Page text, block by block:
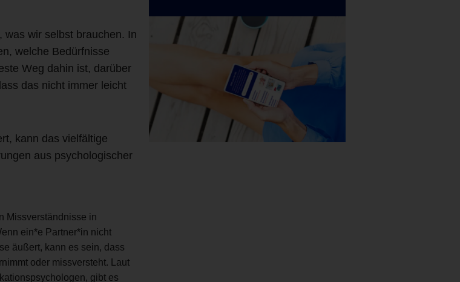
anmelden
was wir selbst brauchen. In
welche Bedürfnisse
Weg dahin ist, darüber
das nicht immer leicht
kann das vielfältige
aus psychologischer
Missverständnisse in
ein*e Partner*in nicht
äußert, kann es sein, dass
oder missversteht. Laut
gibt es